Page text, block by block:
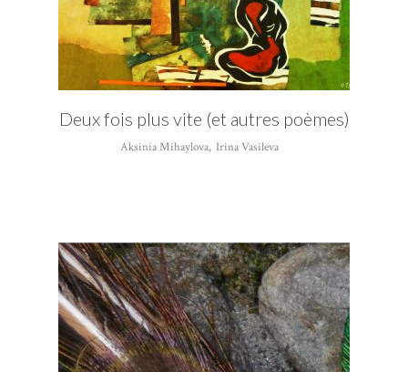
Deux fois plus vite (et autres poèmes)
Aksinia Mihaylova, Irina Vasileva